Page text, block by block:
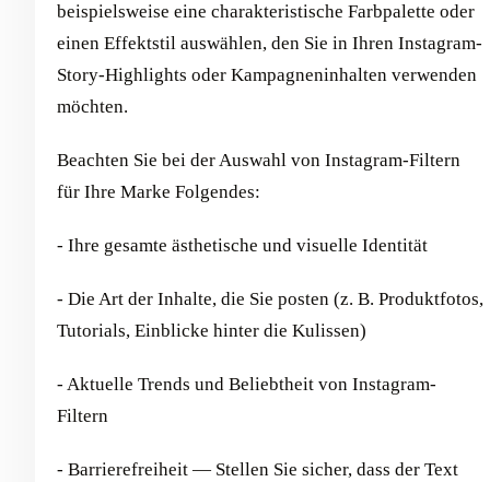
beispielsweise eine charakteristische Farbpalette oder
einen Effektstil auswählen, den Sie in Ihren Instagram-
Story-Highlights oder Kampagneninhalten verwenden
möchten.
Beachten Sie bei der Auswahl von Instagram-Filtern
für Ihre Marke Folgendes:
- Ihre gesamte ästhetische und visuelle Identität
- Die Art der Inhalte, die Sie posten (z. B. Produktfotos,
Tutorials, Einblicke hinter die Kulissen)
- Aktuelle Trends und Beliebtheit von Instagram-
Filtern
- Barrierefreiheit — Stellen Sie sicher, dass der Text